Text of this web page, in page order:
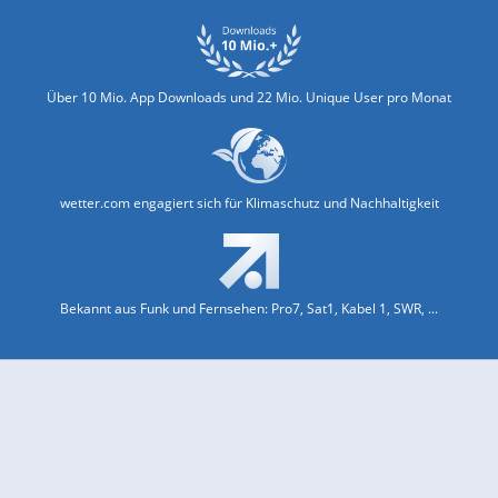
Über 10 Mio. App Downloads und 22 Mio. Unique User pro Monat
wetter.com engagiert sich für Klimaschutz und Nachhaltigkeit
Bekannt aus Funk und Fernsehen: Pro7, Sat1, Kabel 1, SWR, ...